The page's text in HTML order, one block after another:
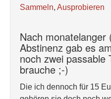
Sammeln, Ausprobieren
Nach
Abstinenz gab es
noch zwei
brauche ;-)
Die ich dennoch für 15